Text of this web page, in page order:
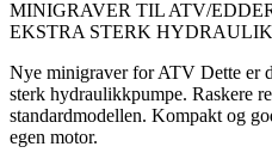
MINIGRAVER TIL ATV/
EKSTRA STERK
Nye minigraver for ATV Dette er
sterk hydraulikkpumpe. Raskere
standardmodellen. Kompakt og
egen motor.